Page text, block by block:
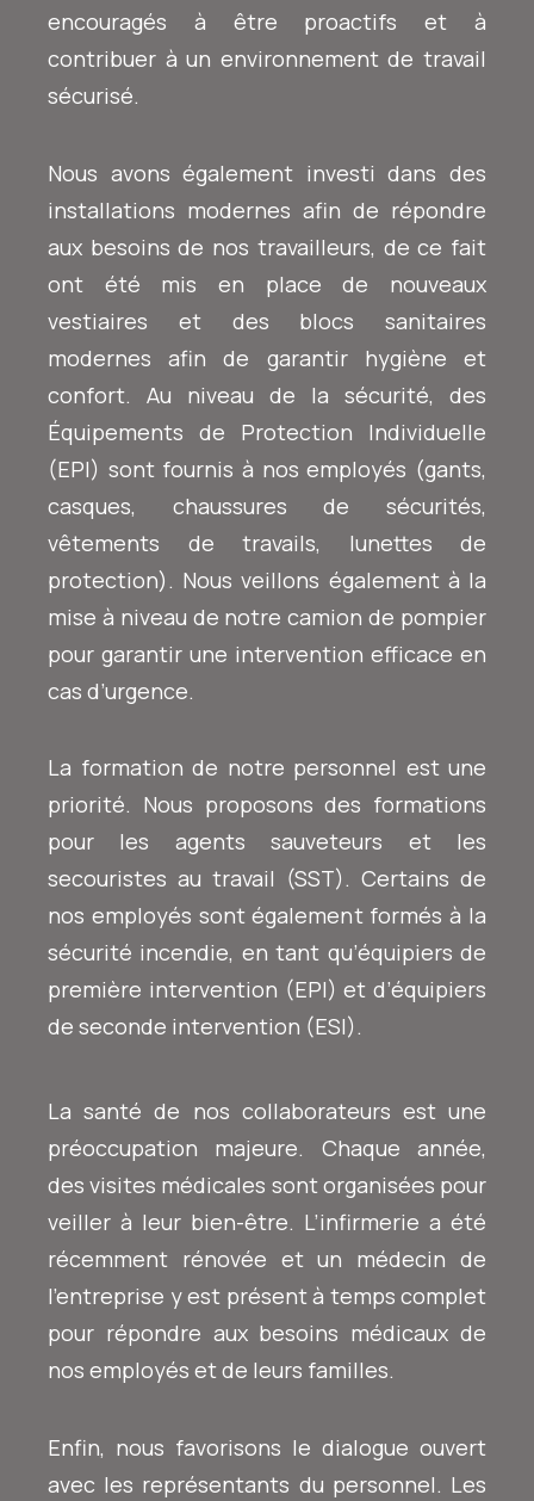
encouragés à être proactifs et à
contribuer à un environnement de travail
sécurisé.
Nous avons également investi dans des
installations modernes afin de répondre
aux besoins de nos travailleurs, de ce fait
ont été mis en place de nouveaux
vestiaires et des blocs sanitaires
modernes afin de garantir hygiène et
confort. Au niveau de la sécurité, des
Équipements de Protection Individuelle
(EPI) sont fournis à nos employés (gants,
casques, chaussures de sécurités,
vêtements de travails, lunettes de
protection). Nous veillons également à la
mise à niveau de notre camion de pompier
pour garantir une intervention efficace en
cas d’urgence.
La formation de notre personnel est une
priorité. Nous proposons des formations
pour les agents sauveteurs et les
secouristes au travail (SST). Certains de
nos employés sont également formés à la
sécurité incendie, en tant qu’équipiers de
première intervention (EPI) et d’équipiers
de seconde intervention (ESI).
La santé de nos collaborateurs est une
préoccupation majeure. Chaque année,
des visites médicales sont organisées pour
veiller à leur bien-être. L’infirmerie a été
récemment rénovée et un médecin de
l’entreprise y est présent à temps complet
pour répondre aux besoins médicaux de
nos employés et de leurs familles.
Enfin, nous favorisons le dialogue ouvert
avec les représentants du personnel. Les